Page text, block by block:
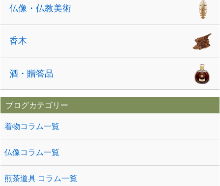
仏像・仏教美術
香木
酒・贈答品
ブログカテゴリー
着物コラム一覧
仏像コラム一覧
煎茶道具 コラム一覧